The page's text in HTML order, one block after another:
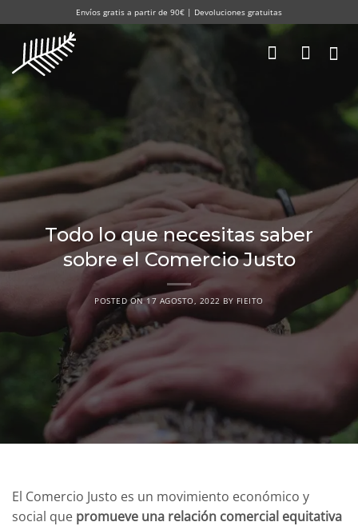
al
contenido
Envíos gratis a partir de 90€ | Devoluciones gratuitas
Todo lo que necesitas saber
sobre el Comercio Justo
POSTED ON17 AGOSTO, 2022 BY FIEITO
El Comercio Justo es un movimiento económico y
social que promueve una relación comercial equitativa